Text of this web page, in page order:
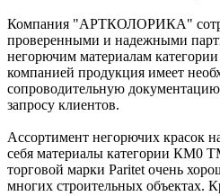
Компания "АРТКОЛОРИКА"
проверенными и надежными
негорючим материалам
компанией продукция имеет
сопроводительную
запросу клиентов.
Ассортимент негорючих красок
себя материалы категории КМ0
торговой марки Paritet очень
многих строительных объектах.